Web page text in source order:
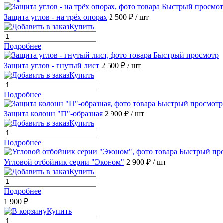
Быстрый
Защита углов - на трёх опорах 2 500 ₽ / шт
Купить
Подробнее
Быстрый просмотр
Защита углов - гнутый лист 2 500 ₽ / шт
Купить
Подробнее
Быстрый просмотр
Защита колонн "П"-образная 2 900 ₽ / шт
Купить
Подробнее
Быстрый
Угловой отбойник серии "Эконом" 2 900 ₽ / шт
Купить
Подробнее
1 900 ₽
Купить